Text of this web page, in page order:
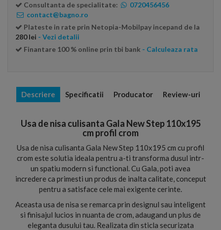
Consultanta de specialitate:
0720456456
contact@bagno.ro
Plateste in rate prin Netopia-Mobilpay incepand de la
280 lei - Vezi detalii
Finantare 100 % online prin tbi bank - Calculeaza rata
Descriere Specificatii Producator Review-uri
Usa de nisa culisanta Gala New Step 110x195
cm profil crom
Usa de nisa culisanta Gala New Step 110x195 cm cu profil
crom este solutia ideala pentru a-ti transforma dusul intr-
un spatiu modern si functional. Cu Gala, poti avea
incredere ca primesti un produs de inalta calitate, conceput
pentru a satisface cele mai exigente cerinte.
Aceasta usa de nisa se remarca prin designul sau inteligent
si finisajul lucios in nuanta de crom, adaugand un plus de
eleganta dusului tau. Realizata din sticla securizata